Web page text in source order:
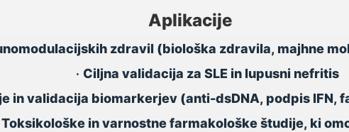
Aplikacije
zdravil (biološka zdravila, majhne
• Ciljna validacija za SLE in lupusni nefritis
in validacija biomarkerjev (anti-dsDNA, podpis IFN,
Toksikološke in varnostne farmakološke študije, ki